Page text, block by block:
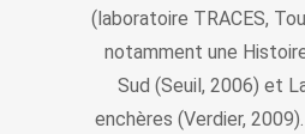
(laboratoire TRACES,
notamment une
Sud (Seuil, 2006) et
enchères (Verdier,